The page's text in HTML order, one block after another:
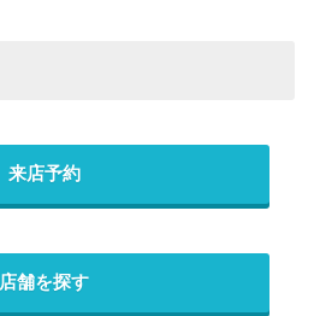
来店予約
店舗を探す